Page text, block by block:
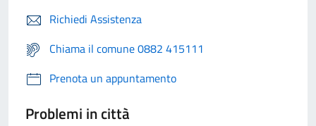
Richiedi Assistenza
Chiama il comune 0882 415111
Prenota un appuntamento
Problemi in città